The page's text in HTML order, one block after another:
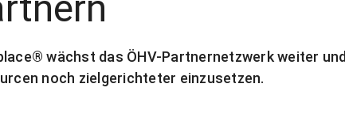
wächst das ÖHV-Partnernetzwerk weiter und
noch zielgerichteter einzusetzen.